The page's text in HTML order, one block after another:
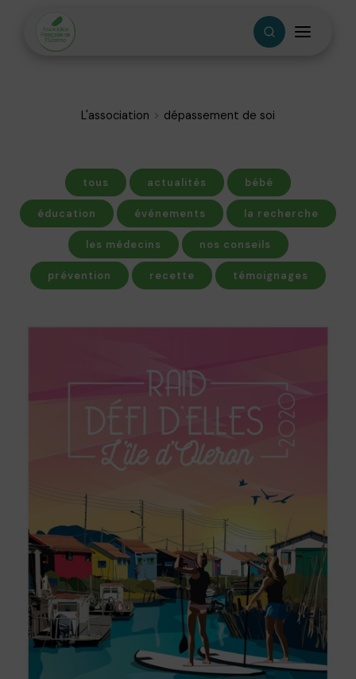
L'association dépassement de soi
tous actualités bébé
éducation événements la recherche
les médecins nos conseils
prévention recette témoignages